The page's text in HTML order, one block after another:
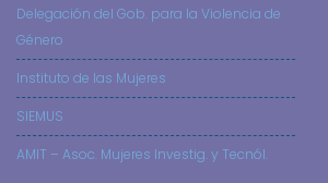
Delegación del Gob. para la Violencia de
Género
Instituto de las Mujeres
SIEMUS
AMIT – Asoc. Mujeres Investig. y Tecnól.